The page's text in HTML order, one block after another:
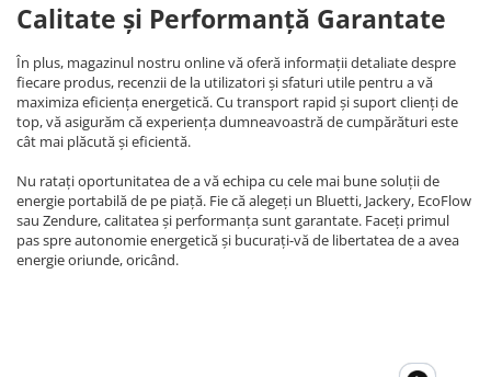
Calitate și Performanță Garantate
În plus, magazinul nostru online vă oferă informații detaliate despre
fiecare produs, recenzii de la utilizatori și sfaturi utile pentru a vă
maximiza eficiența energetică. Cu transport rapid și suport clienți de
top, vă asigurăm că experiența dumneavoastră de cumpărături este
cât mai plăcută și eficientă.
Nu ratați oportunitatea de a vă echipa cu cele mai bune soluții de
energie portabilă de pe piață. Fie că alegeți un Bluetti, Jackery, EcoFlow
sau Zendure, calitatea și performanța sunt garantate. Faceți primul
pas spre autonomie energetică și bucurați-vă de libertatea de a avea
energie oriunde, oricând.